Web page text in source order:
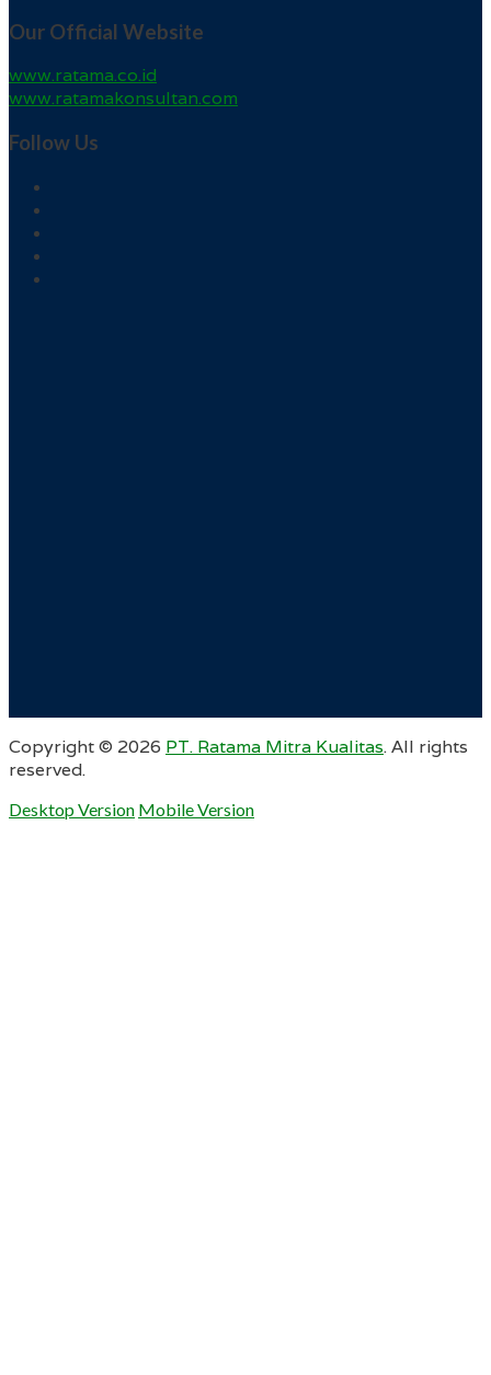
Our Official Website
www.ratama.co.id
www.ratamakonsultan.com
Follow Us
Copyright © 2026 PT. Ratama Mitra Kualitas. All rights
reserved.
Desktop Version Mobile Version